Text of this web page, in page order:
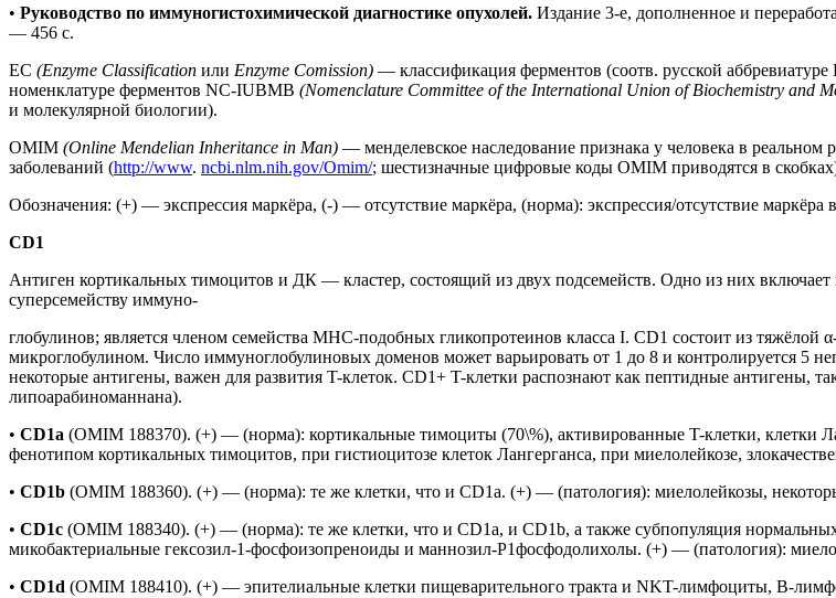
• Руководство по иммуногистохимической диагностике опухолей. Издание 3-е, дополненное и
— 456 с.
EC (Enzyme Classification или Enzyme Comission) — классификация ферментов (соотв. русской
номенклатуре ферментов NC-IUBMB (Nomenclature Committee of the International Union of Biochemistry and
и молекулярной биологии).
OMIM (Online Mendelian Inheritance in Man) — менделевское наследование признака у человека в
заболеваний (http://www. ncbi.nlm.nih.gov/Omim/; шестизначные цифровые коды OMIM приводятся в
Обозначения: (+) — экспрессия маркёра, (-) — отсутствие маркёра, (норма): экспрессия/отсутствие маркёра
CD1
Антиген кортикальных тимоцитов и ДК — кластер, состоящий из двух подсемейств. Одно из них
суперсемейству иммуно-
глобулинов; является членом семейства MHC-подобных гликопротеинов класса I. CD1 состоит из
микроглобулином. Число иммуноглобулиновых доменов может варьировать от 1 до 8 и контролируется 5
некоторые антигены, важен для развития T-клеток. CD1+ T-клетки распознают как пептидные
липоарабиноманнана).
• CD1a (OMIM 188370). (+) — (норма): кортикальные тимоциты (70\%), активированные T-клетки, клетки
фенотипом кортикальных тимоцитов, при гистиоцитозе клеток Лангерганса, при миелолейкозе,
• CD1b (OMIM 188360). (+) — (норма): те же клетки, что и CD1a. (+) — (патология): миелолейкозы,
• CD1c (OMIM 188340). (+) — (норма): те же клетки, что и CD1a, и CD1b, а также субпопуляция
микобактериальные гексозил-1-фосфоизопреноиды и маннозил-Р1фосфодолихолы. (+) — (патология):
• CD1d (OMIM 188410). (+) — эпителиальные клетки пищеварительного тракта и NKT-лимфоциты, B-